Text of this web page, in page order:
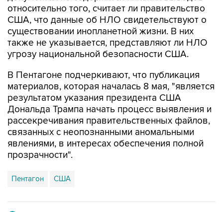
относительно того, считает ли правительство
США, что данные об НЛО свидетельствуют о
существовании инопланетной жизни. В них
также не указывается, представляют ли НЛО
угрозу национальной безопасности США.
В Пентагоне подчеркивают, что публикация
материалов, которая началась 8 мая, "является
результатом указания президента США
Дональда Трампа начать процесс выявления и
рассекречивания правительственных файлов,
связанных с неопознанными аномальными
явлениями, в интересах обеспечения полной
прозрачности".
Пентагон США